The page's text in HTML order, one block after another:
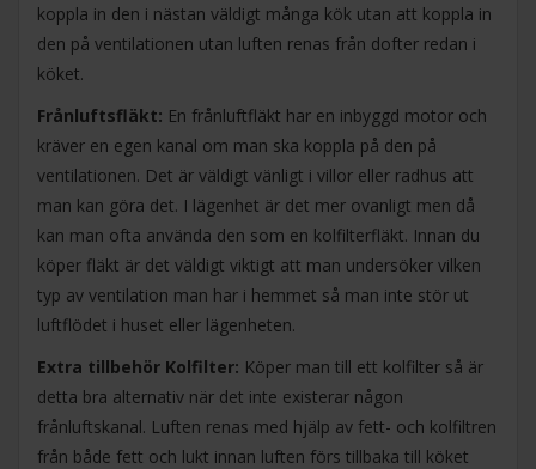
koppla in den i nästan väldigt många kök utan att koppla in
den på ventilationen utan luften renas från dofter redan i
köket.
Frånluftsfläkt: En frånluftfläkt har en inbyggd motor och
kräver en egen kanal om man ska koppla på den på
ventilationen. Det är väldigt vänligt i villor eller radhus att
man kan göra det. I lägenhet är det mer ovanligt men då
kan man ofta använda den som en kolfilterfläkt. Innan du
köper fläkt är det väldigt viktigt att man undersöker vilken
typ av ventilation man har i hemmet så man inte stör ut
luftflödet i huset eller lägenheten.
Extra tillbehör Kolfilter: Köper man till ett kolfilter så är
detta bra alternativ när det inte existerar någon
frånluftskanal. Luften renas med hjälp av fett- och kolfiltren
från både fett och lukt innan luften förs tillbaka till köket